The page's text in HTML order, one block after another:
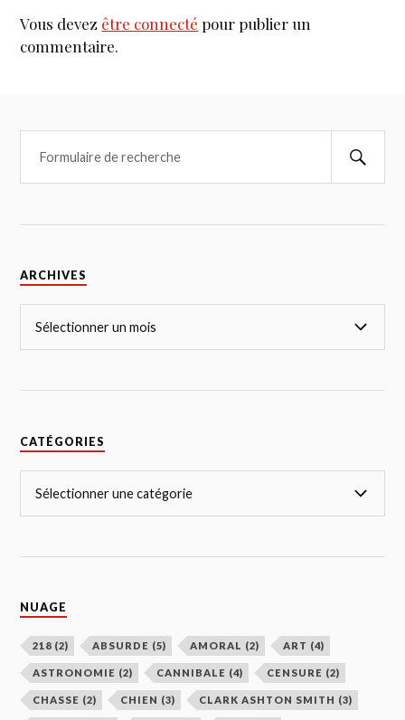
Vous devez être connecté pour publier un
commentaire.
ARCHIVES
CATÉGORIES
NUAGE
218 (2) ABSURDE (5) AMORAL (2) ART (4)
ASTRONOMIE (2) CANNIBALE (4) CENSURE (2)
CHASSE (2) CHIEN (3) CLARK ASHTON SMITH (3)